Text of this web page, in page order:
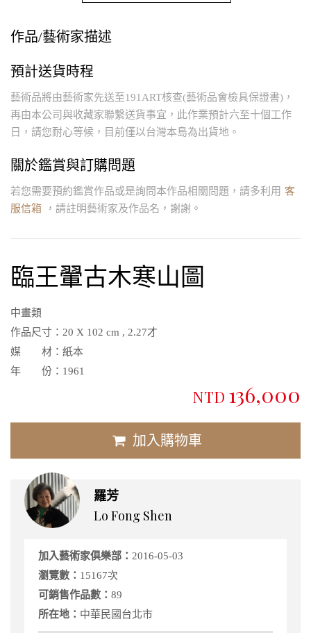
作品/藝術家描述
預計送貨時程
藝術品將由藝術家先送至191ART核查(藝術品會檢具保證書)，
再由本公司與收藏家聯繫送貨事宜，此作業預計六至十個工作
日，請您耐心等候，目前僅以台灣本島為出貨地。
關於鑑賞與訂購問題
若您需要預約鑑賞作品或是詢問本作品相關問題，請多利用 客
服信箱
，請註明藝術家及作品名，謝謝。
臨王翬古木寒山圖
中畫類
作品尺寸： 20 X 102 cm , 2.27才
媒 材： 紙本
年 份： 1961
NTD 136,000
加入購物車
羅芳
Lo Fong Shen
加入藝術家俱樂部： 2016-05-03
瀏覽數： 15167次
可銷售作品數： 89
所在地： 中華民國台北市